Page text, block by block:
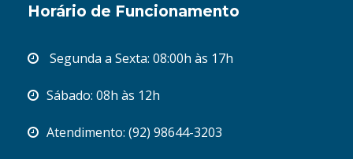
Horário de Funcionamento
Segunda a Sexta: 08:00h às 17h
Sábado: 08h às 12h
Atendimento: (92) 98644-3203